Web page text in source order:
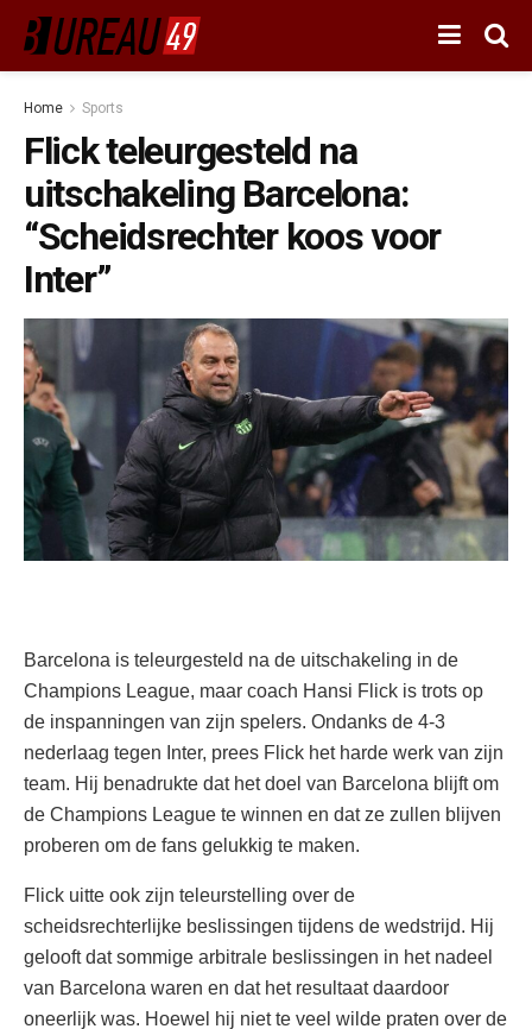
Home Sports
Flick teleurgesteld na
uitschakeling Barcelona:
“Scheidsrechter koos voor
Inter”
Barcelona is teleurgesteld na de uitschakeling in de
Champions League, maar coach Hansi Flick is trots op
de inspanningen van zijn spelers. Ondanks de 4-3
nederlaag tegen Inter, prees Flick het harde werk van zijn
team. Hij benadrukte dat het doel van Barcelona blijft om
de Champions League te winnen en dat ze zullen blijven
proberen om de fans gelukkig te maken.
Flick uitte ook zijn teleurstelling over de
scheidsrechterlijke beslissingen tijdens de wedstrijd. Hij
gelooft dat sommige arbitrale beslissingen in het nadeel
van Barcelona waren en dat het resultaat daardoor
oneerlijk was. Hoewel hij niet te veel wilde praten over de